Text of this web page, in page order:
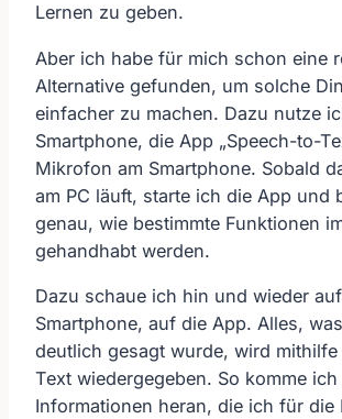
Lernen zu geben.
Aber ich habe für mich schon eine
Alternative gefunden, um solche
einfacher zu machen. Dazu nutze
Smartphone, die App „Speech-to-
Mikrofon am Smartphone. Sobald
am PC läuft, starte ich die App und
genau, wie bestimmte Funktionen
gehandhabt werden.
Dazu schaue ich hin und wieder
Smartphone, auf die App. Alles,
deutlich gesagt wurde, wird
Text wiedergegeben. So komme
Informationen heran, die ich für die